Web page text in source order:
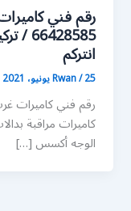
رقم فني
انتركم
Rwan/25 يونيو، 2021
رقم فني كاميرات
كاميرات مراقبة
الوجه أكسس […]